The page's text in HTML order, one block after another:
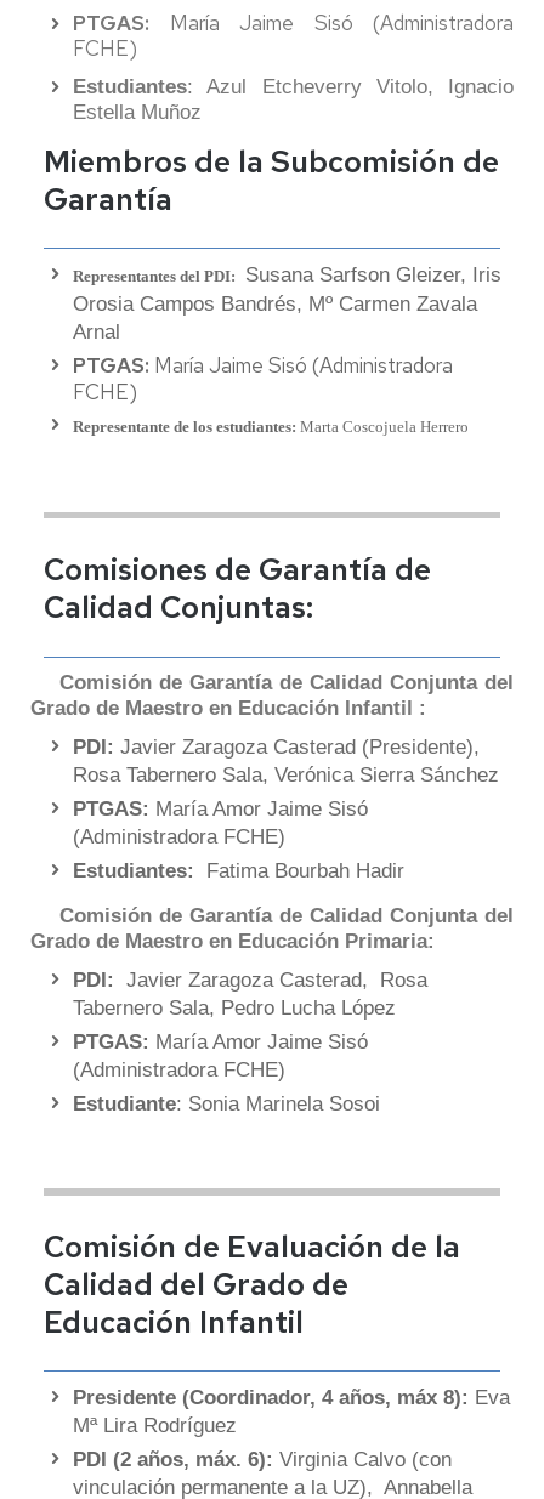
PTGAS: María Jaime Sisó (Administradora
FCHE)
Estudiantes: Azul Etcheverry Vitolo, Ignacio
Estella Muñoz
Miembros de la Subcomisión de
Garantía
Representantes del PDI:
Susana Sarfson Gleizer, Iris
Orosia Campos Bandrés, Mº Carmen Zavala
Arnal
PTGAS: María Jaime Sisó (Administradora
FCHE)
Representante de los estudiantes: Marta Coscojuela Herrero
Comisiones de Garantía de
Calidad Conjuntas:
Comisión de Garantía de Calidad Conjunta del
Grado de Maestro en Educación Infantil :
PDI: Javier Zaragoza Casterad (Presidente),
Rosa Tabernero Sala, Verónica Sierra Sánchez
PTGAS: María Amor Jaime Sisó
(Administradora FCHE)
Estudiantes:
Fatima Bourbah Hadir
Comisión de Garantía de Calidad Conjunta del
Grado de Maestro en Educación Primaria:
PDI:
Javier Zaragoza Casterad, Rosa
Tabernero Sala, Pedro Lucha López
PTGAS: María Amor Jaime Sisó
(Administradora FCHE)
Estudiante: Sonia Marinela Sosoi
Comisión de Evaluación de la
Calidad del Grado de
Educación Infantil
Presidente (Coordinador, 4 años, máx 8): Eva
Mª Lira Rodríguez
PDI (2 años, máx. 6): Virginia Calvo (con
vinculación permanente a la UZ), Annabella